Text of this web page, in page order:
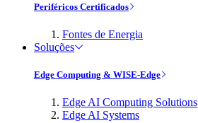
Periféricos Certificados
Fontes de Energia
Soluções
Edge Computing & WISE-Edge
Edge AI Computing Solutions
Edge AI Systems